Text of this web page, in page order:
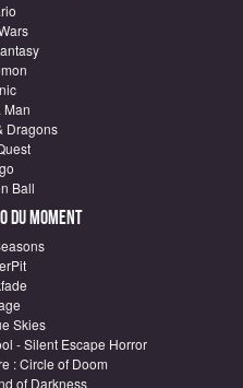
Man
Dragons
Ball
du moment
Skies
- Silent Escape Horror
: Circle of Doom
of Darkness